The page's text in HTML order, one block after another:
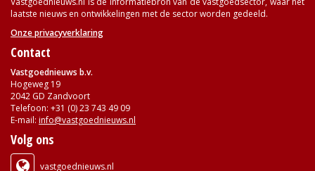
laatste nieuws en ontwikkelingen met de sector worden gedeeld.
Onze privacyverklaring
Contact
Vastgoednieuws b.v.
Hogeweg 19
2042 GD Zandvoort
Telefoon: +31 (0) 23 743 49 09
E-mail: info@vastgoednieuws.nl
Volg ons
vastgoednieuws.nl